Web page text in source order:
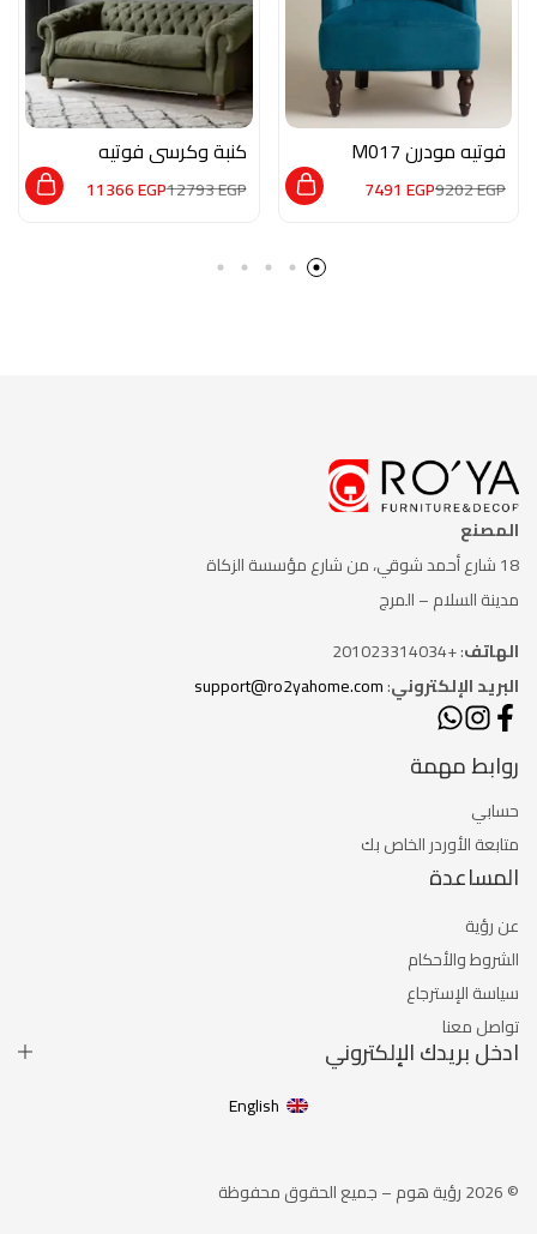
فوتيه مودرن M017
9202EGP
7491 EGP
كنبة وكرسي فوتيه
UF001
12793EGP
11366EGP
المصنع
18 شارع أحمد شوقي، من شارع
مؤسسة الزكاة
مدينة السلام – المرج
الهاتف: +201023314034
البريد الإلكتروني:
support@ro2yahome.com
روابط مهمة
حسابي
متابعة الأوردر الخاص بك
المساعدة
عن رؤية
الشروط والأحكام
سياسة الإسترجاع
تواصل معنا
ادخل بريدك الإلكتروني
English
© 2026 رؤية هوم – جميع الحقوق محفوظة